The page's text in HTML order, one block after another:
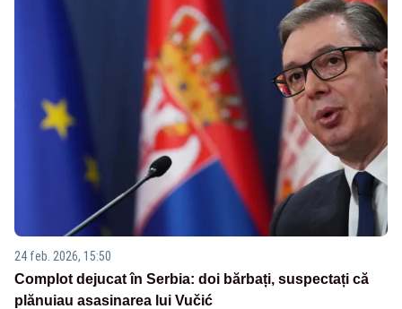
24 feb. 2026, 15:50
Complot dejucat în Serbia: doi bărbați, suspectați că
plănuiau asasinarea lui Vučić